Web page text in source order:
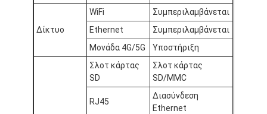
Επισκέψεις στο εργοστάσιο
Ποιοτικός έλεγχος
Επικοινωνήστε μαζί μας
Δίκτυο
WiFi
Συμπεριλαμβάνεται
Ethernet
Συμπεριλαμβάνεται
Μονάδα 4G/5G
Υποστήριξη
Σλοτ κάρτας
SD
Σλοτ κάρτας
SD/MMC
RJ45
Διασύνδεση
Ethernet